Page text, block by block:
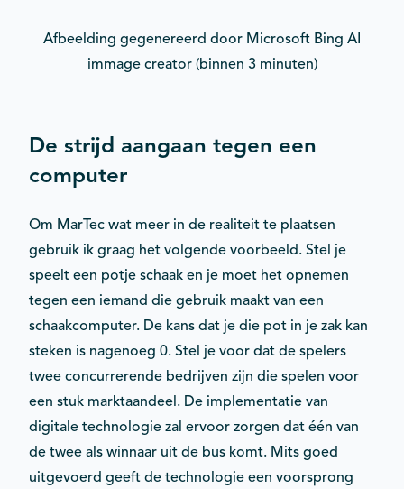
Afbeelding gegenereerd door Microsoft Bing AI
immage creator (binnen 3 minuten)
De strijd aangaan tegen een
computer
Om MarTec wat meer in de realiteit te plaatsen
gebruik ik graag het volgende voorbeeld. Stel je
speelt een potje schaak en je moet het opnemen
tegen een iemand die gebruik maakt van een
schaakcomputer. De kans dat je die pot in je zak kan
steken is nagenoeg 0. Stel je voor dat de spelers
twee concurrerende bedrijven zijn die spelen voor
een stuk marktaandeel. De implementatie van
digitale technologie zal ervoor zorgen dat één van
de twee als winnaar uit de bus komt. Mits goed
uitgevoerd geeft de technologie een voorsprong